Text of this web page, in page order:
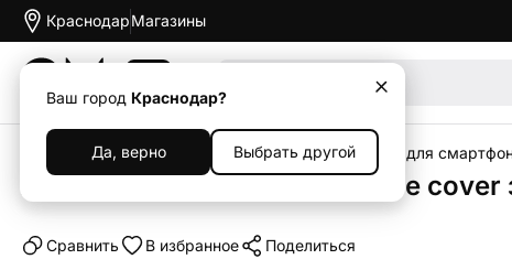
Краснодар
Ваш город Краснодар?
Да, верно Выбрать другой
Магазины
Каталог Аксессуары Чехлы Чехлы для
Клип-кейс (накладка) Silicone cover
Cравнить В избранное Поделиться